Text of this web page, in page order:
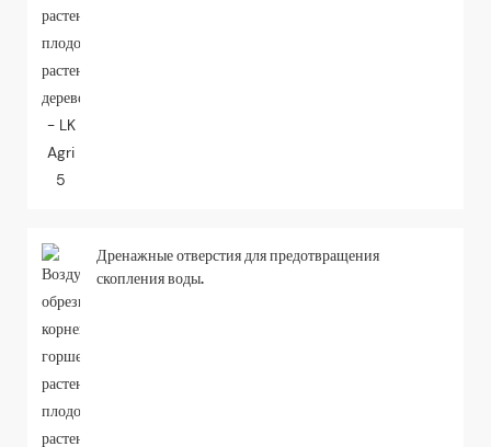
Дренажные отверстия для предотвращения
скопления воды.